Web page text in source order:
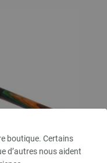
boutique. Certains
d’autres nous aident